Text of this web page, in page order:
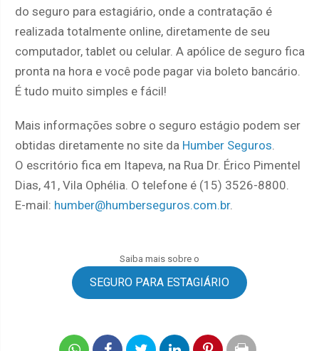
do seguro para estagiário, onde a contratação é
realizada totalmente online, diretamente de seu
computador, tablet ou celular. A apólice de seguro fica
pronta na hora e você pode pagar via boleto bancário.
É tudo muito simples e fácil!
Mais informações sobre o seguro estágio podem ser
obtidas diretamente no site da Humber Seguros.
O escritório fica em Itapeva, na Rua Dr. Érico Pimentel
Dias, 41, Vila Ophélia. O telefone é (15) 3526-8800.
E-mail: humber@humberseguros.com.br.
Saiba mais sobre o
SEGURO PARA ESTAGIÁRIO